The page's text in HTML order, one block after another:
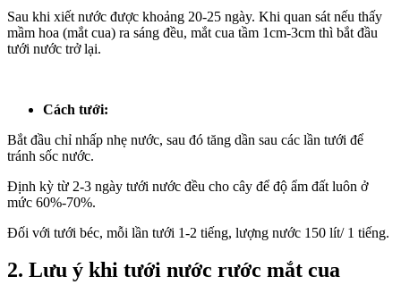
Sau khi xiết nước được khoảng 20-25 ngày. Khi quan sát nếu thấy
mầm hoa (mắt cua) ra sáng đều, mắt cua tầm 1cm-3cm thì bắt đầu
tưới nước trở lại.
Cách tưới:
Bắt đầu chỉ nhấp nhẹ nước, sau đó tăng dần sau các lần tưới để
tránh sốc nước.
Định kỳ từ 2-3 ngày tưới nước đều cho cây để độ ẩm đất luôn ở
mức 60%-70%.
Đối với tưới béc, mỗi lần tưới 1-2 tiếng, lượng nước 150 lít/ 1 tiếng.
2. Lưu ý khi tưới nước rước mắt cua